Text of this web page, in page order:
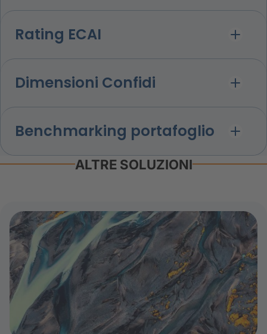
Rating ECAI
Dimensioni Confidi
Benchmarking portafoglio
ALTRE SOLUZIONI